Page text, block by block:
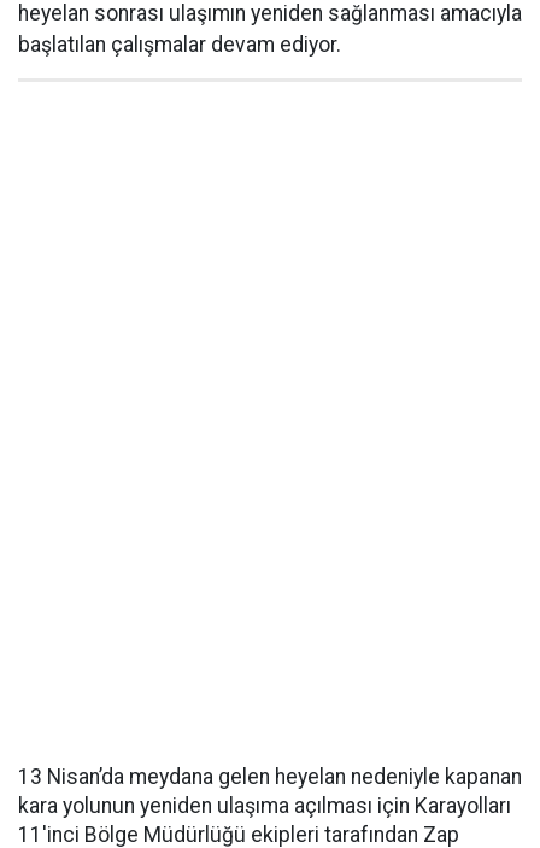
heyelan sonrası ulaşımın yeniden sağlanması amacıyla
başlatılan çalışmalar devam ediyor.
13 Nisan’da meydana gelen heyelan nedeniyle kapanan
kara yolunun yeniden ulaşıma açılması için Karayolları
11'inci Bölge Müdürlüğü ekipleri tarafından Zap